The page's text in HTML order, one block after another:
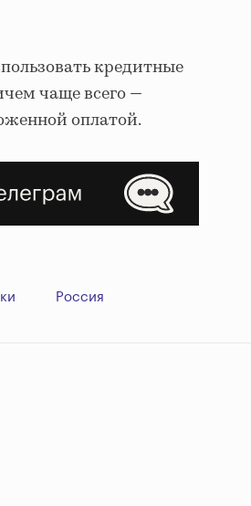
кредитные
чаще всего —
оплатой.
Россия